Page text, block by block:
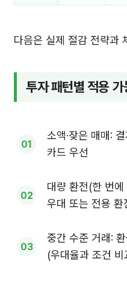
다음은 실제 절감 전략과
투자 패턴별 적용
소액·잦은 매매:
카드 우선
대량 환전(한 번에
우대 또는 전용 환
중간 수준 거래:
(우대율과 조건 비